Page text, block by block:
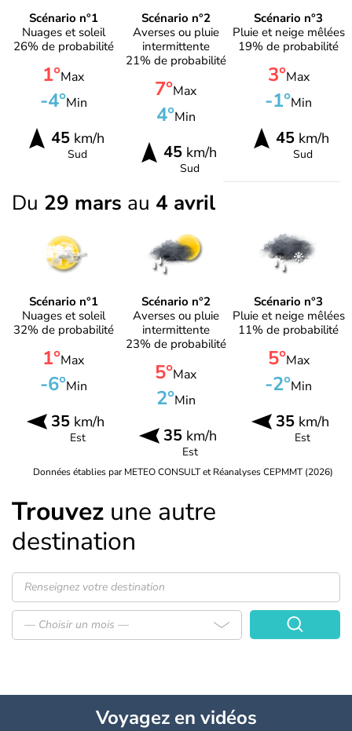
Scénario n°1
Nuages et soleil
26% de probabilité
1°Max
-4°Min
45km/h
Sud
Scénario n°2
Averses ou pluie
intermittente
21% de probabilité
7°Max
4°Min
45km/h
Sud
Scénario n°3
Pluie et neige mêlées
19% de probabilité
3°Max
-1°Min
45 km/h
Sud
Du 29 mars au 4 avril
Scénario n°1
Nuages et soleil
32% de probabilité
1°Max
-6°Min
35km/h
Est
Scénario n°2
Averses ou pluie
intermittente
23% de probabilité
5°Max
2°Min
35km/h
Est
Scénario n°3
Pluie et neige mêlées
11% de probabilité
5°Max
-2°Min
35 km/h
Est
Données établies par METEO CONSULT et Réanalyses CEPMMT (2026)
Trouvez une autre
destination
— Choisir un mois —
Voyagezen vidéos